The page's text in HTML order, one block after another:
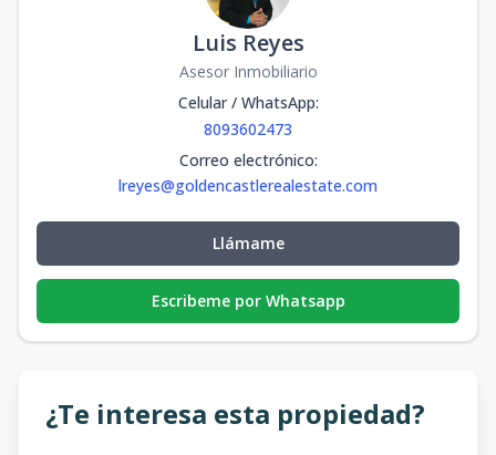
Luis Reyes
Asesor Inmobiliario
Celular / WhatsApp:
8093602473
Correo electrónico:
lreyes@goldencastlerealestate.com
Llámame
Escribeme por Whatsapp
¿Te interesa esta propiedad?